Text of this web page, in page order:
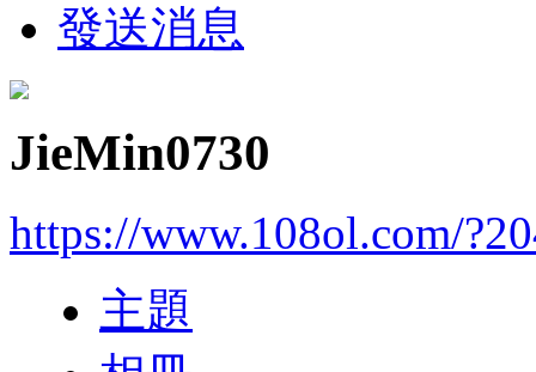
發送消息
JieMin0730
https://www.108ol.com/
主題